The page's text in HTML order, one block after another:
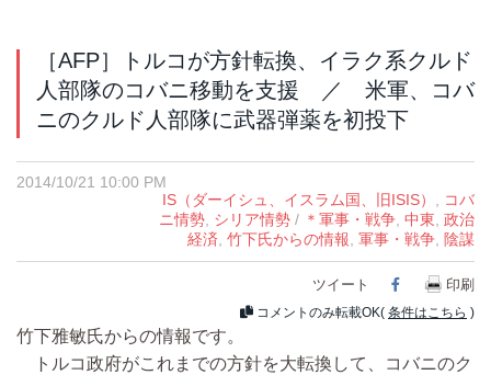
［AFP］トルコが方針転換、イラク系クルド
人部隊のコバニ移動を支援 ／ 米軍、コバ
ニのクルド人部隊に武器弾薬を初投下
2014/10/21 10:00 PM
IS（ダーイシュ、イスラム国、旧ISIS）
コバ
ニ情勢 シリア情勢 / ＊軍事・戦争 中東 政治
経済 竹下氏からの情報 軍事・戦争 陰謀
ツイート Facebook
印刷
コメントのみ転載OK( 条件はこちら )
竹下雅敏氏からの情報です。
トルコ政府がこれまでの方針を大転換して、コバニのク